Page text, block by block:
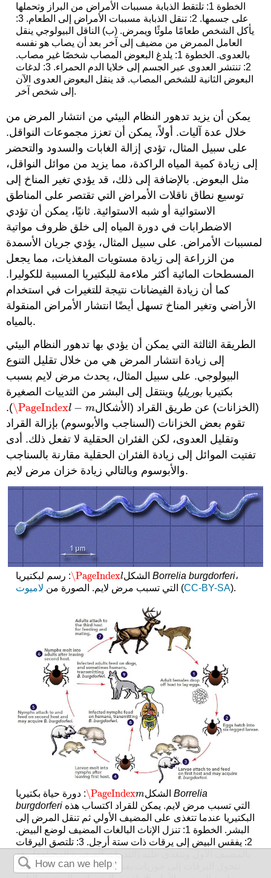
الخطوة 1: تلتقط الذبابة مسببات الأمراض من البراز وتحملها
على جسمها. 2: تنقل الذبابة مسببات الأمراض إلى الطعام. 3:
يأكل الشخص طعامًا ملوثًا ويمرض. (ب) الناقل البيولوجي ينقل
العامل الممرض من مضيف إلى آخر بعد أن يصاب هو نفسه
بالعدوى. الخطوة 1: يلدغ البعوض المصاب شخصًا غير مصاب.
2: تنتشر العدوى عبر الجسم إلى خلايا الدم الحمراء. 3: لدغات
البعوض الثانية للشخص المصاب. قد ينقل البعوض العدوى الآن
إلى شخص آخر.
يمكن أن يزيد تدهور النظام البيئي من انتشار المرض من
خلال عدة آليات. أولاً، يمكن أن تعزز مجموعات النواقل.
على سبيل المثال، تؤدي إزالة الغابات والسدود والتحضر
إلى زيادة كمية المياه الراكدة، مما يزيد من موائل النواقل،
مثل البعوض. بالإضافة إلى ذلك، قد يؤدي تغير المناخ إلى
توسيع نطاق ناقلات الأمراض التي تقتصر على المناطق
الاستوائية أو شبه الاستوائية. ثانيًا، يمكن أن تؤدي
الاضطرابات في دورة المياه إلى خلق ظروف مواتية
لمسببات الأمراض. على سبيل المثال، يؤدي جريان الأسمدة
من الزراعة إلى زيادة مستويات المغذيات، مما يجعل
المسطحات المائية أكثر ملاءمة للبكتيريا المسببة للكوليرا.
كما أن زيادة الفيضانات نتيجة للتغيرات في استخدام
الأراضي وتغير المناخ تسهل أيضًا انتشار الأمراض المنقولة
بالمياه.
الطريقة الثالثة التي يمكن أن يؤدي بها تدهور النظام البيئي
إلى زيادة انتشار المرض هي من خلال تقليل التنوع
البيولوجي. على سبيل المثال، يحدث مرض لايم بسبب
بكتيريا بوريليا وينتقل إلى البشر من الثدييات الصغيرة
(الخزانات) عن طريق القراد (الأشكال
\PageIndexl − m
\PageIndexl−m
).
تقوم بعض الخزانات (السناجب والأبوسوم) بإزالة القراد
وتقليل العدوى، لكن الفئران الحقلية لا تفعل ذلك. أدى
تفتيت الموائل إلى زيادة الفئران الحقلية مقارنة بالسناجب
والأبوسوم وبالتالي زيادة خزان مرض لايم.
الشكل \PageIndexl
\PageIndexl : رسم لبكتيرياBorrelia burgdorferi،
التي تسبب مرض لايم. الصورة من لاميوت (CC-BY-SA).
الشكل \PageIndexm
\PageIndexm : دورة حياة بكتيرياBorrelia
burgdorferiالتي تسبب مرض لايم. يمكن للقراد اكتساب هذه
البكتيريا عندما تتغذى على المضيف الأولي ثم تنقل المرض إلى
البشر. الخطوة 1: تنزل الإناث البالغات المضيف لوضع البيض.
2: يفقس البيض إلى يرقات ذات ستة أرجل. 3: تلتصق اليرقات
بالمضيف الأول وتتغذى عليه (الثدييات الصغيرة المختلفة) وقد
تكتسب B.burgdorferi.4: تتحول اليرقات إلى حوريات بعد